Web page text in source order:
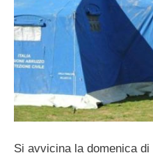
Si avvicina la domenica di